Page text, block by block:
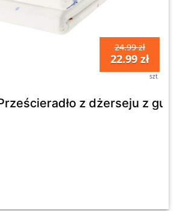
24.99 zł
22.99 zł
szt
z dżerseju z